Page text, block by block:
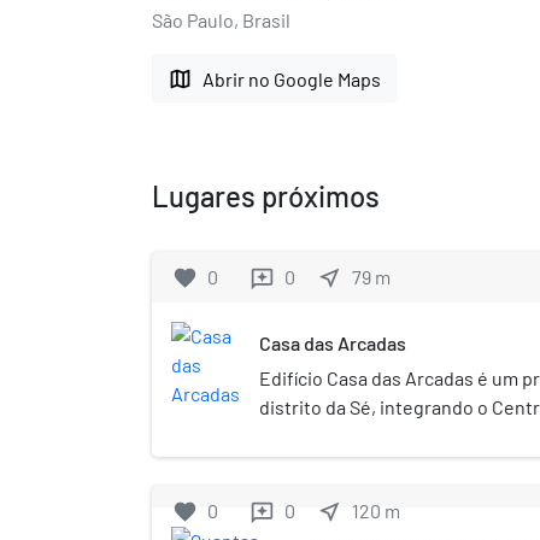
São Paulo, Brasil
map Abrir no Google Maps
Lugares próximos
favorite 0 reviews 0 near_me 79 m
Casa das Arcadas
Edifício Casa das Arcadas é um
distrito da Sé, integrando o
por Dácio A. de Moraes e Cia.
Penteado, que dá nome à
favorite 0 reviews 0 near_me 120 m